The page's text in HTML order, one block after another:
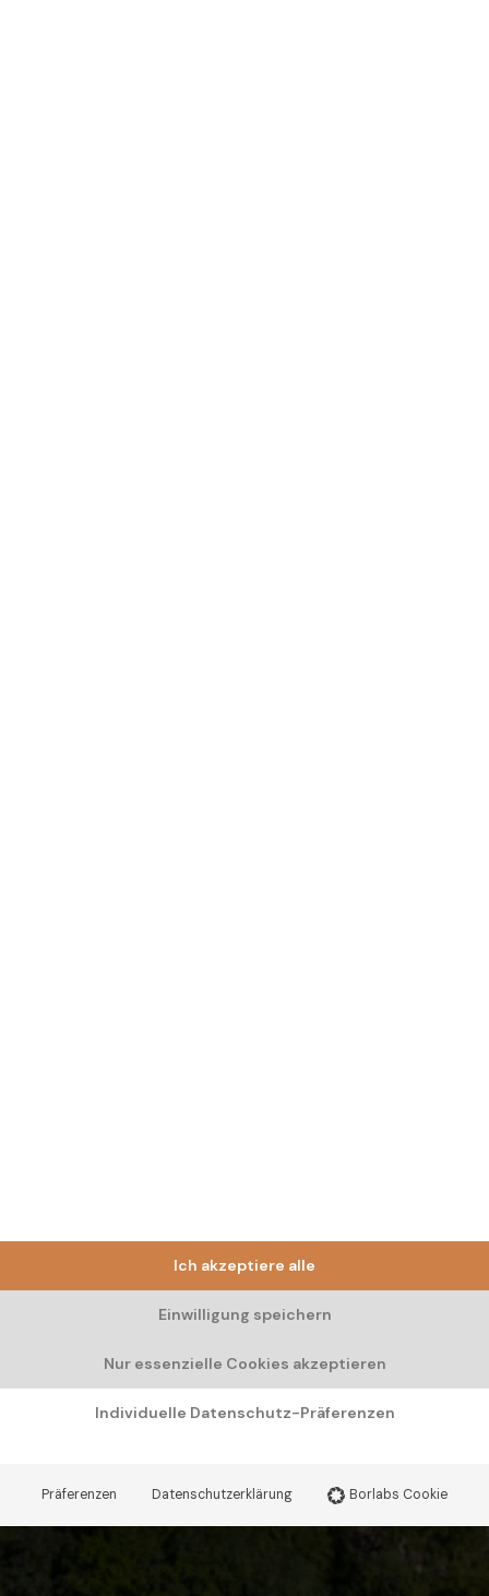
Ich akzeptiere alle
Einwilligung speichern
Nur essenzielle Cookies akzeptieren
Individuelle Datenschutz-Präferenzen
Präferenzen Datenschutzerklärung Borlabs Cookie